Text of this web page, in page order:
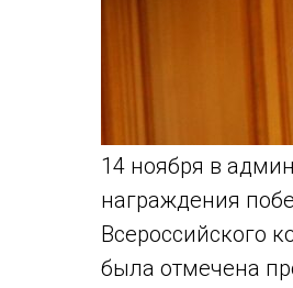
14 ноября в
награждения
Всероссийского
была отмечена